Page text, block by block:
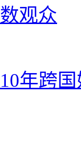
观众
年跨